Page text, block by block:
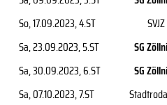
So, 17.09.2023, 4.ST
Sa, 23.09.2023, 5.ST SG
Sa, 30.09.2023, 6.ST SG
Sa, 07.10.2023, 7.ST